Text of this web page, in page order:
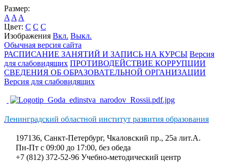
Размер:
A A A
Цвет: C C C
Изображения Вкл. Выкл.
Обычная версия сайта
РАСПИСАНИЕ ЗАНЯТИЙ И ЗАПИСЬ НА КУРСЫ Версия
для слабовидящих ПРОТИВОДЕЙСТВИЕ КОРРУПЦИИ
СВЕДЕНИЯ ОБ ОБРАЗОВАТЕЛЬНОЙ ОРГАНИЗАЦИИ
Версия для слабовидящих
Ленинградский областной институт развития образования
197136, Санкт-Петербург, Чкаловский пр., 25а лит.А.
Пн-Пт с 09:00 до 17:00, без обеда
+7 (812) 372-52-96 Учебно-методический центр